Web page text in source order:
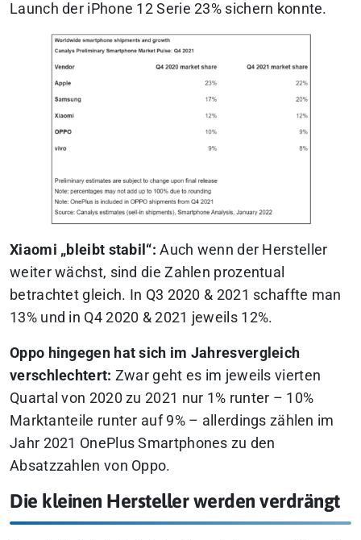
Launch der iPhone 12 Serie 23% sichern konnte.
Xiaomi „bleibt stabil“: Auch wenn der Hersteller
weiter wächst, sind die Zahlen prozentual
betrachtet gleich. In Q3 2020 & 2021 schaffte man
13% und in Q4 2020 & 2021 jeweils 12%.
Oppo hingegen hat sich im Jahresvergleich
verschlechtert: Zwar geht es im jeweils vierten
Quartal von 2020 zu 2021 nur 1% runter – 10%
Marktanteile runter auf 9% – allerdings zählen im
Jahr 2021 OnePlus Smartphones zu den
Absatzzahlen von Oppo.
Die kleinen Hersteller werden verdrängt